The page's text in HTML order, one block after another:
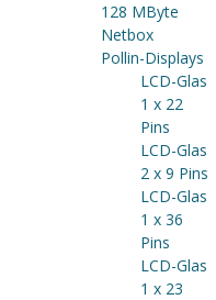
128 MByte
Netbox
Pollin-Displays
LCD-Glas
1 x 22
Pins
LCD-Glas
2 x 9 Pins
LCD-Glas
1 x 36
Pins
LCD-Glas
1 x 23